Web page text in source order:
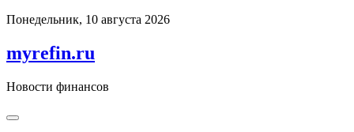
Перейти
содержимому
Понедельник, 10 августа 2026
myrefin.ru
Новости финансов